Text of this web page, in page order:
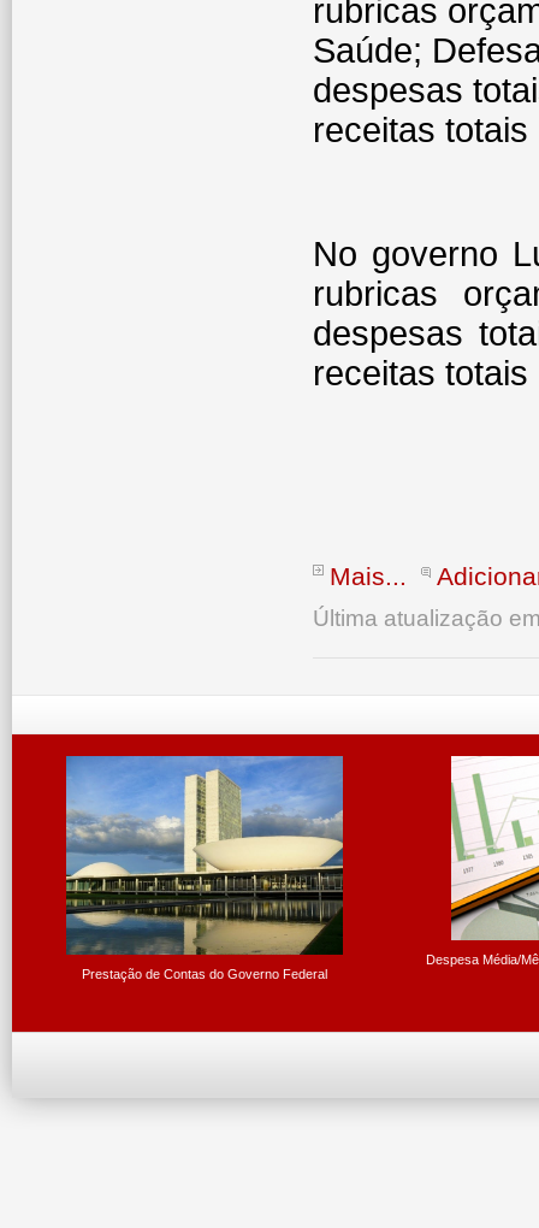
rubricas
Saúde;
despesas
receitas
No governo
rubricas
despesas
receitas
Mais...
Última atualização
Prestação de Contas do Governo Federal
Despesa Média/